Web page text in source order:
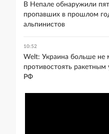
В Непале обнаружили
пропавших в прошлом
альпинистов
10:52
Welt: Украина больше не
противостоять
РФ